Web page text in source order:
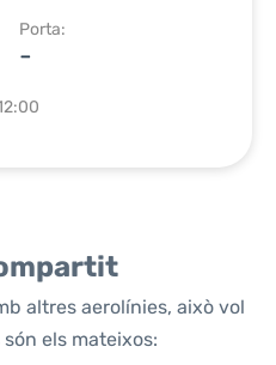
Porta:
-
altres aerolínies, això vol
els mateixos: